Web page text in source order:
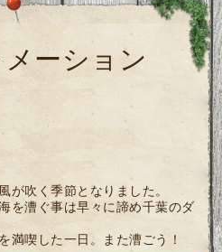
ーション
が吹く季節となりました。
を漕ぐ事は早々に諦め千葉のダ
満喫した一日。また漕ごう！